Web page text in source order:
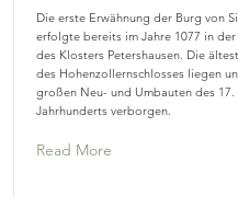
Die erste Erwähnung der Burg von
erfolgte bereits im Jahre 1077 in
des Klosters Petershausen. Die
des Hohenzollernschlosses liegen
großen Neu- und Umbauten des 17.
Jahrhunderts verborgen.
Read More